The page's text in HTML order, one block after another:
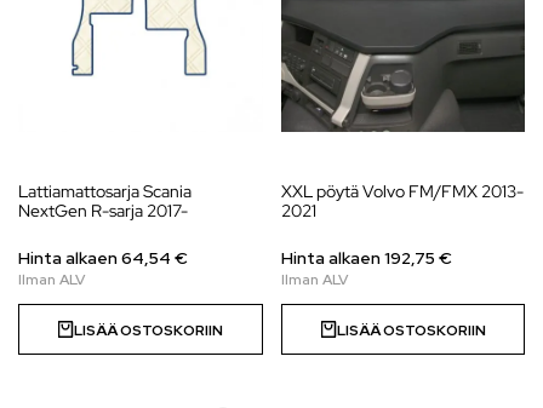
Lattiamattosarja Scania
NextGen R-sarja 2017-
Hinta alkaen 64,54 €
LISÄÄ OSTOSKORIIN
XXL pöytä Volvo FM/FMX 2013-
2021
Hinta alkaen 192,75 €
LISÄÄ OSTOSKORIIN